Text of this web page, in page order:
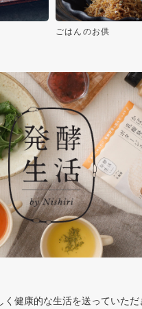
ごはんのお供
く健康的な生活を送っていた